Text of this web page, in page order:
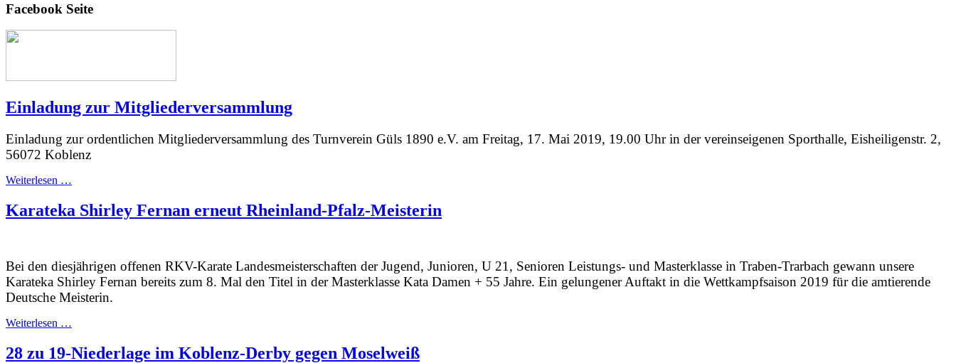
Facebook Seite
Einladung zur Mitgliederversammlung
Einladung zur ordentlichen Mitgliederversammlung des Turnverein Güls 1890 e.V. am Freitag, 17. Mai 2019, 19.00 Uhr in der vereinseigenen Sporthalle, Eisheiligenstr. 2,
56072 Koblenz
Weiterlesen …
Karateka Shirley Fernan erneut Rheinland-Pfalz-Meisterin
Bei den diesjährigen offenen RKV-Karate Landesmeisterschaften der Jugend, Junioren, U 21, Senioren Leistungs- und Masterklasse in Traben-Trarbach gewann unsere
Karateka Shirley Fernan bereits zum 8. Mal den Titel in der Masterklasse Kata Damen + 55 Jahre. Ein gelungener Auftakt in die Wettkampfsaison 2019 für die amtierende
Deutsche Meisterin.
Weiterlesen …
28 zu 19-Niederlage im Koblenz-Derby gegen Moselweiß